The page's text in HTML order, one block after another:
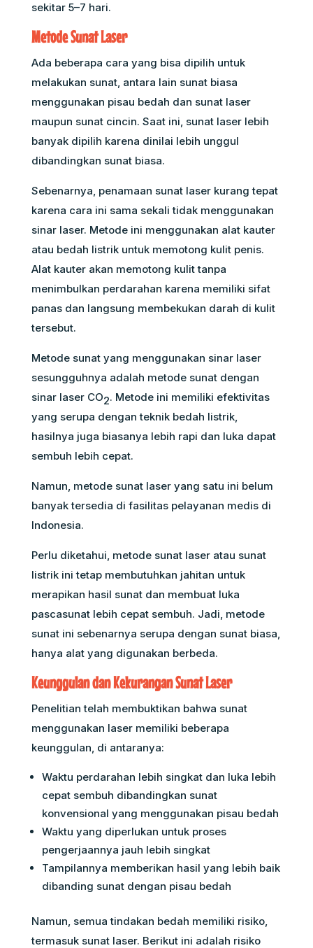
sekitar 5–7 hari.
Metode Sunat Laser
Ada beberapa cara yang bisa dipilih untuk
melakukan sunat, antara lain sunat biasa
menggunakan pisau bedah dan sunat laser
maupun sunat cincin. Saat ini, sunat laser lebih
banyak dipilih karena dinilai lebih unggul
dibandingkan sunat biasa.
Sebenarnya, penamaan sunat laser kurang tepat
karena cara ini sama sekali tidak menggunakan
sinar laser. Metode ini menggunakan alat kauter
atau bedah listrik untuk memotong kulit penis.
Alat kauter akan memotong kulit tanpa
menimbulkan perdarahan karena memiliki sifat
panas dan langsung membekukan darah di kulit
tersebut.
Metode sunat yang menggunakan sinar laser
sesungguhnya adalah metode sunat dengan
sinar laser CO2. Metode ini memiliki efektivitas
yang serupa dengan teknik bedah listrik,
hasilnya juga biasanya lebih rapi dan luka dapat
sembuh lebih cepat.
Namun, metode sunat laser yang satu ini belum
banyak tersedia di fasilitas pelayanan medis di
Indonesia.
Perlu diketahui, metode sunat laser atau sunat
listrik ini tetap membutuhkan jahitan untuk
merapikan hasil sunat dan membuat luka
pascasunat lebih cepat sembuh. Jadi, metode
sunat ini sebenarnya serupa dengan sunat biasa,
hanya alat yang digunakan berbeda.
Keunggulan dan Kekurangan Sunat Laser
Penelitian telah membuktikan bahwa sunat
menggunakan laser memiliki beberapa
keunggulan, di antaranya:
Waktu perdarahan lebih singkat dan luka lebih
cepat sembuh dibandingkan sunat
konvensional yang menggunakan pisau bedah
Waktu yang diperlukan untuk proses
pengerjaannya jauh lebih singkat
Tampilannya memberikan hasil yang lebih baik
dibanding sunat dengan pisau bedah
Namun, semua tindakan bedah memiliki risiko,
termasuk sunat laser. Berikut ini adalah risiko